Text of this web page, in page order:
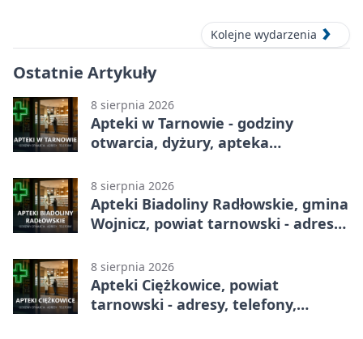
Kolejne wydarzenia
Ostatnie Artykuły
8 sierpnia 2026
Apteki w Tarnowie - godziny
otwarcia, dyżury, apteka
8 sierpnia 2026
Apteki Biadoliny Radłowskie, gmina
Wojnicz, powiat tarnowski - adresy,
8 sierpnia 2026
Apteki Ciężkowice, powiat
tarnowski - adresy, telefony,